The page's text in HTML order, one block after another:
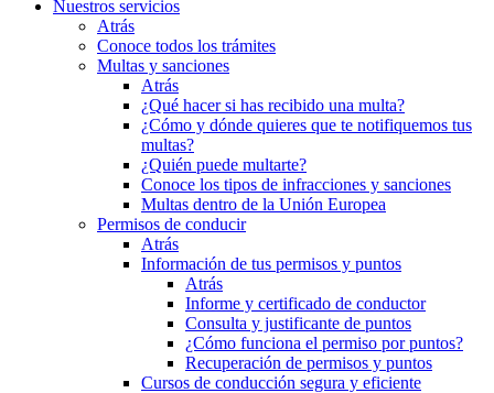
Nuestros servicios
Atrás
Conoce todos los trámites
Multas y sanciones
Atrás
¿Qué hacer si has recibido una multa?
¿Cómo y dónde quieres que te notifiquemos tus
multas?
¿Quién puede multarte?
Conoce los tipos de infracciones y sanciones
Multas dentro de la Unión Europea
Permisos de conducir
Atrás
Información de tus permisos y puntos
Atrás
Informe y certificado de conductor
Consulta y justificante de puntos
¿Cómo funciona el permiso por puntos?
Recuperación de permisos y puntos
Cursos de conducción segura y eficiente